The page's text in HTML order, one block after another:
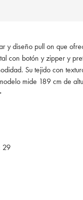
y diseño pull on que
con botón y zipper y
Su tejido con
mide 189 cm de
29